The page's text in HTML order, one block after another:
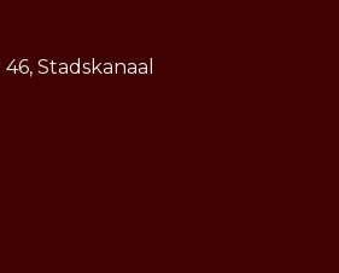
Stadskanaal